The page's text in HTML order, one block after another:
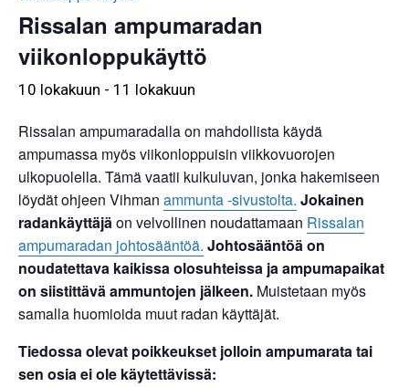
Rissalan ampumaradan
viikonloppukäyttö
10 lokakuun - 11 lokakuun
Rissalan ampumaradalla on mahdollista käydä
ampumassa myös viikonloppuisin viikkovuorojen
ulkopuolella. Tämä vaatii kulkuluvan, jonka hakemiseen
löydät ohjeen Vihman ammunta -sivustolta. Jokainen
radankäyttäjäon velvollinen noudattamaan Rissalan
ampumaradan johtosääntöä. Johtosääntöä on
noudatettava kaikissa olosuhteissa ja ampumapaikat
on siistittävä ammuntojen jälkeen. Muistetaan myös
samalla huomioida muut radan käyttäjät.
Tiedossa olevat poikkeukset jolloin ampumarata tai
sen osia ei ole käytettävissä: